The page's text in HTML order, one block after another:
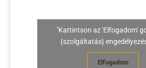
"Kattintson az 'Elfogadom'
{szolgáltatás}
Elfogadom